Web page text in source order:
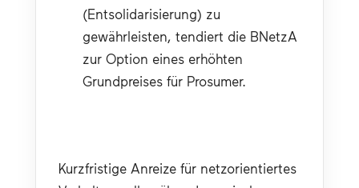
(Entsolidarisierung) zu
gewährleisten, tendiert die BNetzA
zur Option eines erhöhten
Grundpreises für Prosumer.
Kurzfristige Anreize für netzorientiertes